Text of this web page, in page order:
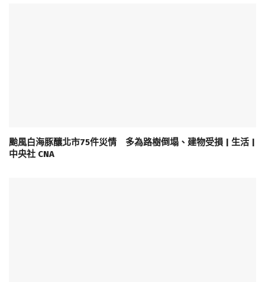
颱風白海豚釀北市75件災情 多為路樹倒塌、建物受損 | 生活 |
中央社 CNA